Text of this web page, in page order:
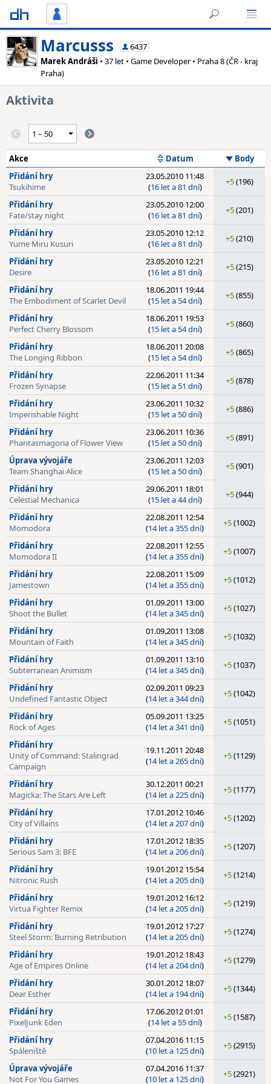
Marcusss
6437
Marek Andráši • 37 let • Game Developer • Praha 8 (ČR - kraj
Praha)
Aktivita
Akce Datum
Body
Přidání hry
Tsukihime
23.05.2010 11:48
(16 let a 81 dní) +5(196)
Přidání hry
Fate/stay night
23.05.2010 12:00
(16 let a 81 dní) +5(201)
Přidání hry
Yume Miru Kusuri
23.05.2010 12:12
(16 let a 81 dní) +5(210)
Přidání hry
Desire
23.05.2010 12:21
(16 let a 81 dní) +5(215)
Přidání hry
The Embodiment of Scarlet Devil
18.06.2011 19:44
(15 let a 54 dní) +5(855)
Přidání hry
Perfect Cherry Blossom
18.06.2011 19:53
(15 let a 54 dní) +5(860)
Přidání hry
The Longing Ribbon
18.06.2011 20:08
(15 let a 54 dní) +5(865)
Přidání hry
Frozen Synapse
22.06.2011 11:34
(15 let a 51 dní) +5(878)
Přidání hry
Imperishable Night
23.06.2011 10:32
(15 let a 50 dní) +5(886)
Přidání hry
Phantasmagoria of Flower View
23.06.2011 10:36
(15 let a 50 dní) +5(891)
Úprava vývojáře
Team Shanghai Alice
23.06.2011 12:03
(15 let a 50 dní) +5(901)
Přidání hry
Celestial Mechanica
29.06.2011 18:01
(15 let a 44 dní) +5(944)
Přidání hry
Momodora
22.08.2011 12:54
(14 let a 355 dní) +5(1002)
Přidání hry
Momodora II
22.08.2011 12:55
(14 let a 355 dní) +5(1007)
Přidání hry
Jamestown
22.08.2011 15:09
(14 let a 355 dní) +5(1012)
Přidání hry
Shoot the Bullet
01.09.2011 13:00
(14 let a 345 dní) +5(1027)
Přidání hry
Mountain of Faith
01.09.2011 13:08
(14 let a 345 dní) +5(1032)
Přidání hry
Subterranean Animism
01.09.2011 13:10
(14 let a 345 dní) +5(1037)
Přidání hry
Undefined Fantastic Object
02.09.2011 09:23
(14 let a 344 dní) +5(1042)
Přidání hry
Rock of Ages
05.09.2011 13:25
(14 let a 341 dní) +5(1051)
Přidání hry
Unity of Command: Stalingrad
Campaign
19.11.2011 20:48
(14 let a 265 dní) +5(1129)
Přidání hry
Magicka: The Stars Are Left
30.12.2011 00:21
(14 let a 225 dní) +5(1177)
Přidání hry
City of Villains
17.01.2012 10:46
(14 let a 207 dní) +5(1202)
Přidání hry
Serious Sam 3: BFE
17.01.2012 18:35
(14 let a 206 dní) +5(1207)
Přidání hry
Nitronic Rush
19.01.2012 15:54
(14 let a 205 dní) +5(1214)
Přidání hry
Virtua Fighter Remix
19.01.2012 16:12
(14 let a 205 dní) +5(1219)
Přidání hry
Steel Storm: Burning Retribution
19.01.2012 17:27
(14 let a 205 dní) +5(1274)
Přidání hry
Age of Empires Online
19.01.2012 18:43
(14 let a 204 dní) +5(1279)
Přidání hry
Dear Esther
30.01.2012 18:07
(14 let a 194 dní) +5(1344)
Přidání hry
PixelJunk Eden
17.06.2012 01:01
(14 let a 55 dní) +5(1587)
Přidání hry
Spáleniště
07.04.2016 11:15
(10 let a 125 dní) +5(2915)
Úprava vývojáře
Not For You Games
07.04.2016 11:37
(10 let a 125 dní) +5(2921)